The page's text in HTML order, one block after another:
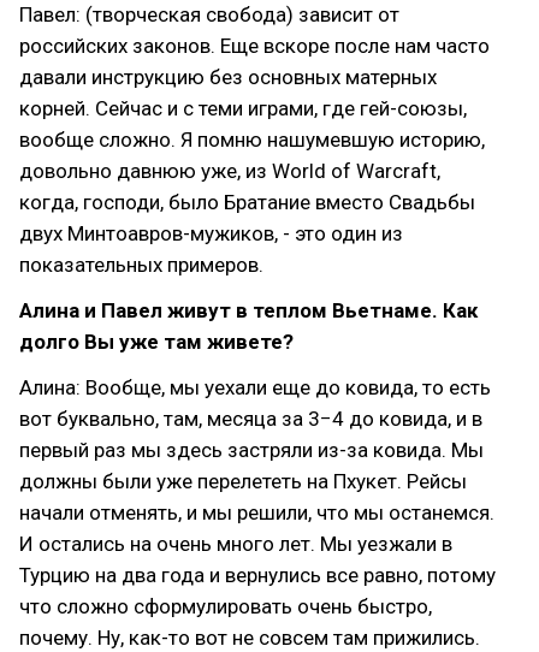
Павел: (творческая свобода) зависит от
российских законов. Еще вскоре после нам часто
давали инструкцию без основных матерных
корней. Сейчас и с теми играми, где гей-союзы,
вообще сложно. Я помню нашумевшую историю,
довольно давнюю уже, из World of Warcraft,
когда, господи, было Братание вместо Свадьбы
двух Минтоавров-мужиков, - это один из
показательных примеров.
Алина и Павел живут в теплом Вьетнаме. Как
долго Вы уже там живете?
Алина: Вообще, мы уехали еще до ковида, то есть
вот буквально, там, месяца за 3−4 до ковида, и в
первый раз мы здесь застряли из-за ковида. Мы
должны были уже перелететь на Пхукет. Рейсы
начали отменять, и мы решили, что мы останемся.
И остались на очень много лет. Мы уезжали в
Турцию на два года и вернулись все равно, потому
что сложно сформулировать очень быстро,
почему. Ну, как-то вот не совсем там прижились.